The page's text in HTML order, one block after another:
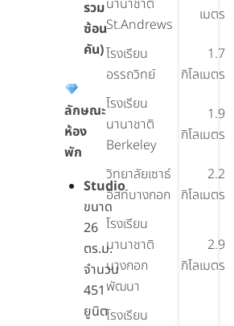
รวม
ซ้อน
คัน)
ลักษณะ
ห้อง
พัก
Studio
ขนาด
26
ตร.ม.
จำนวน
451
ยูนิต
นานาชาติ
St.Andrews
เมตร
โรงเรียน
อรรถวิทย์
1.7
กิโลเมตร
โรงเรียน
นานาชาติ
Berkeley
1.9
กิโลเมตร
วิทยาลัยเซาธ์
อีสท์บางกอก
2.2
กิโลเมตร
โรงเรียน
นานาชาติ
บางกอก
พัฒนา
2.9
กิโลเมตร
โรงเรียน